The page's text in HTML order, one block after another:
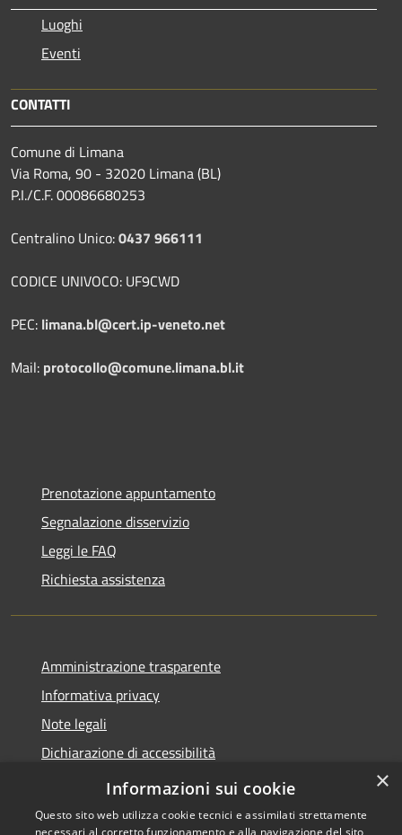
Luoghi
Eventi
CONTATTI
Comune di Limana
Via Roma, 90 - 32020 Limana (BL)
P.I./C.F. 00086680253
Centralino Unico:0437 966111
CODICE UNIVOCO: UF9CWD
PEC: limana.bl@cert.ip-veneto.net
Mail: protocollo@comune.limana.bl.it
Prenotazione appuntamento
Segnalazione disservizio
Leggi le FAQ
Richiesta assistenza
Amministrazione trasparente
Informativa privacy
Note legali
Dichiarazione di accessibilità
Moduli Privacy Amministrazione trasparente
×
Informazioni sui cookie
Questo sito web utilizza cookie tecnici e assimilati strettamente
necessari al corretto funzionamento e alla navigazione del sito,